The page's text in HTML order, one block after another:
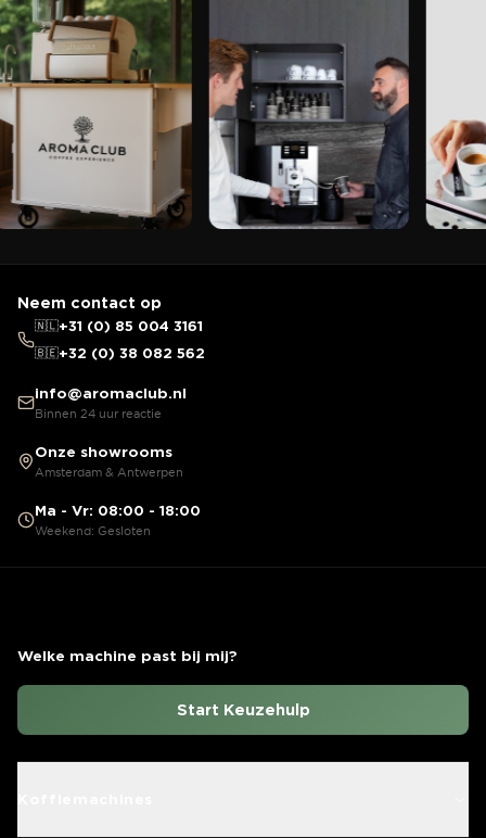
Neem contact op
🇳🇱+31 (0) 85 004 3161
🇧🇪+32 (0) 38 082 562
info@aromaclub.nl
Binnen 24 uur reactie
Onze showrooms
Amsterdam & Antwerpen
Ma - Vr: 08:00 - 18:00
Weekend: Gesloten
Welke machine past bij mij?
Start Keuzehulp